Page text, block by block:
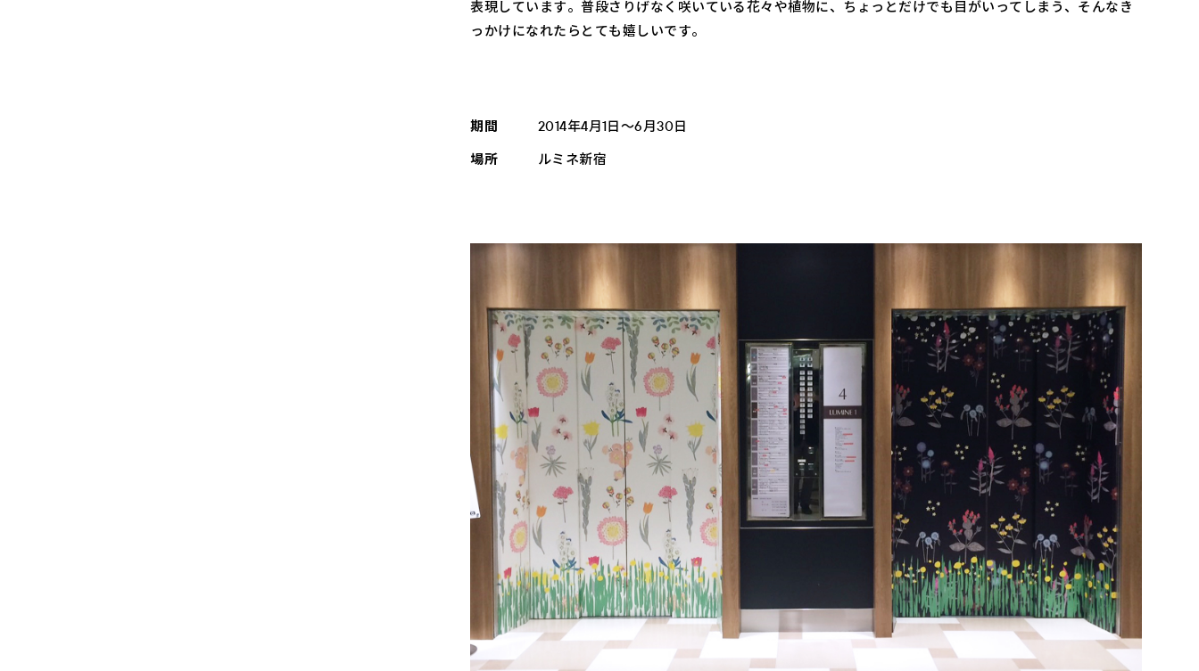
表現しています。普段さりげなく咲いている花々や植物に、ちょっとだけでも目がいってしまう、そんなき
っかけになれたらとても嬉しいです。
期間 2014年4月1日～6月30日
場所 ルミネ新宿